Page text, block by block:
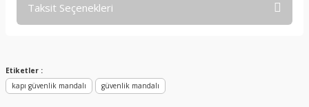
Taksit Seçenekleri
Etiketler :
kapı güvenlik mandalı
güvenlik mandalı